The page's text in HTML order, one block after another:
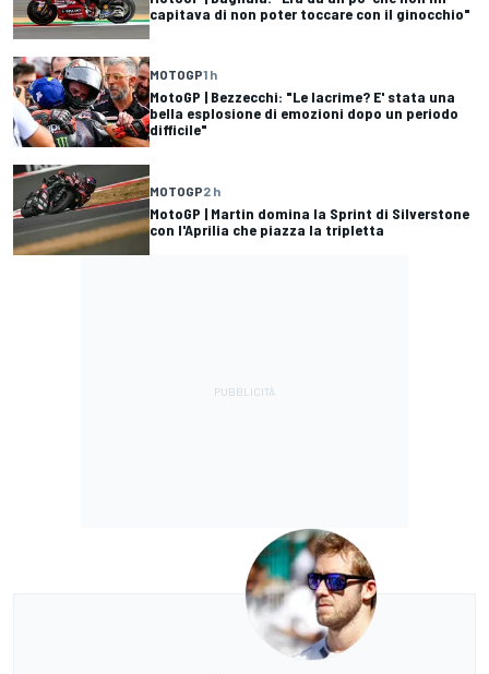
capitava di non poter toccare con il ginocchio"
MOTOGP1 h
MotoGP | Bezzecchi: "Le lacrime? E' stata una
bella esplosione di emozioni dopo un periodo
difficile"
MOTOGP2 h
MotoGP | Martin domina la Sprint di Silverstone
con l'Aprilia che piazza la tripletta